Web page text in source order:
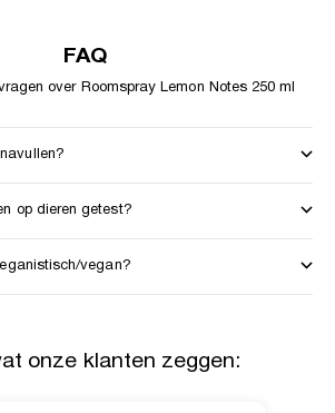
FAQ
over Roomspray Lemon Notes 250 ml
op dieren getest?
vegan?
onze klanten zeggen: